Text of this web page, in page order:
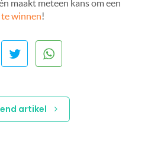
maakt meteen kans om een
winnen!
artikel